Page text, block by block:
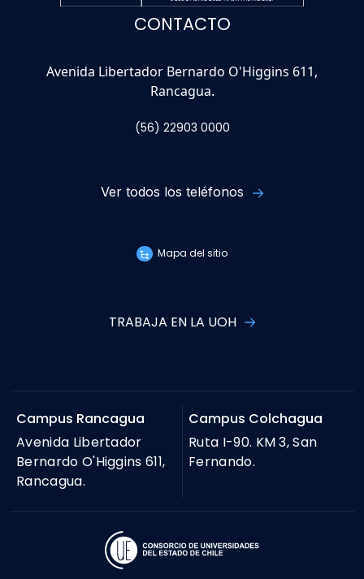
CONTACTO
Avenida Libertador Bernardo O'Higgins 611,
Rancagua.
(56) 22903 0000
Ver todos los teléfonos
Mapa del sitio
TRABAJA EN LA UOH
Campus Rancagua
Avenida Libertador
Bernardo O'Higgins 611,
Rancagua.
Campus Colchagua
Ruta I-90. KM 3, San
Fernando.